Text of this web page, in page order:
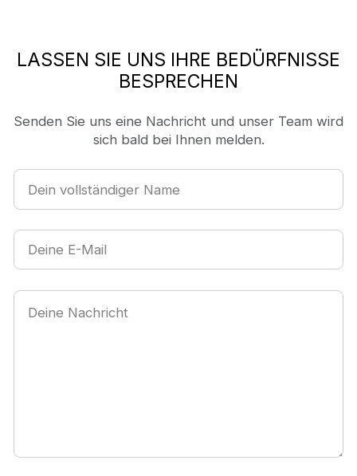
LASSEN SIE UNS IHRE BEDÜRFNISSE
BESPRECHEN
Senden Sie uns eine Nachricht und unser Team wird
sich bald bei Ihnen melden.